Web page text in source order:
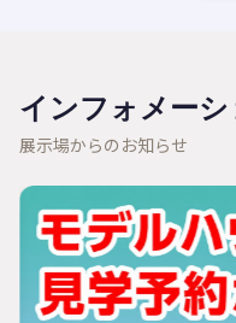
インフォメーシ
展示場からのお知らせ